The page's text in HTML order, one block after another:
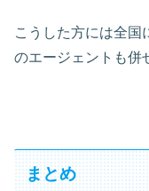
こうした方には全国
のエージェントも併
まとめ